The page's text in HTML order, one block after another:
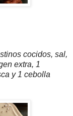
cocidos, sal,
extra, 1
y 1 cebolla